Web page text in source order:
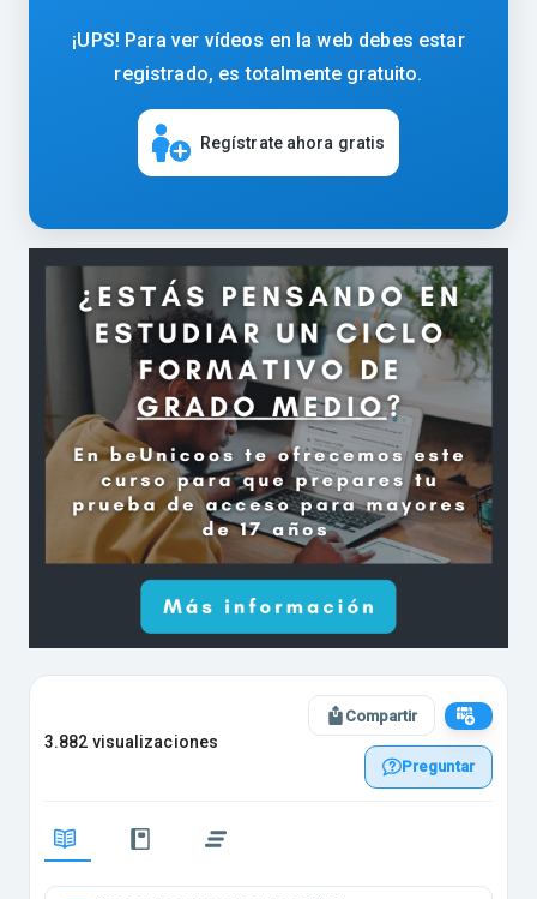
¡UPS! Para ver vídeos en la web debes estar
registrado, es totalmente gratuito.
Regístrate ahora gratis
3.882 visualizaciones
Compartir
Preguntar